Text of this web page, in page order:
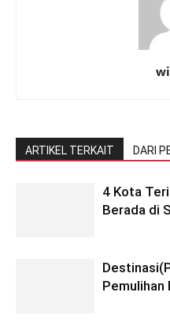
ARTIKEL TERKAIT DARI
4 Kota
Berada di
Pemulihan